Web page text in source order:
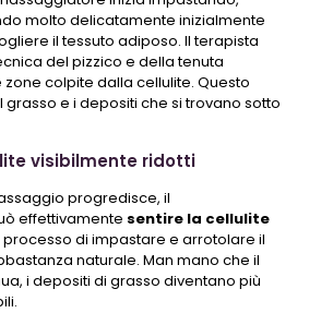
molto delicatamente inizialmente
il tessuto adiposo. Il terapista
del pizzico e della tenuta
colpite dalla cellulite. Questo
e i depositi che si trovano sotto
visibilmente ridotti
progredisce, il
effettivamente sentire la cellulite
di impastare e arrotolare il
naturale. Man mano che il
i depositi di grasso diventano più